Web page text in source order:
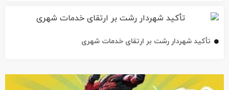
تأکید شهردار رشت بر ارتقای خدمات شهری